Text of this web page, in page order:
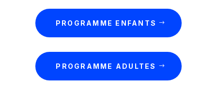
PROGRAMME ENFANTS
PROGRAMME ADULTES